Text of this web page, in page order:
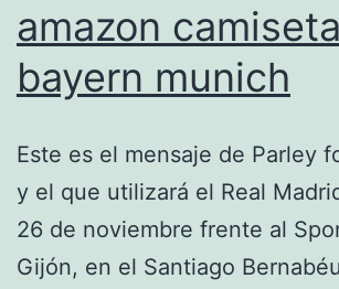
amazon camiseta
bayern munich
Este es el mensaje de Parley
y el que utilizará el Real
26 de noviembre frente al
Gijón, en el Santiago